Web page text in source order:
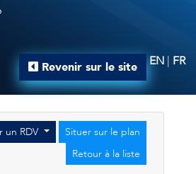
Revenir sur le site EN | FR
Situer sur le plan
un RDV
Retour à la liste